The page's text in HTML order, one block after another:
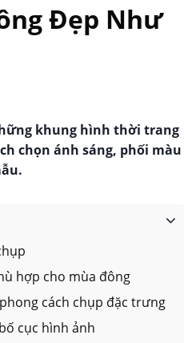
Đẹp Như
khung hình thời trang
chọn ánh sáng, phối màu
hợp cho mùa đông
cách chụp đặc trưng
cục hình ảnh